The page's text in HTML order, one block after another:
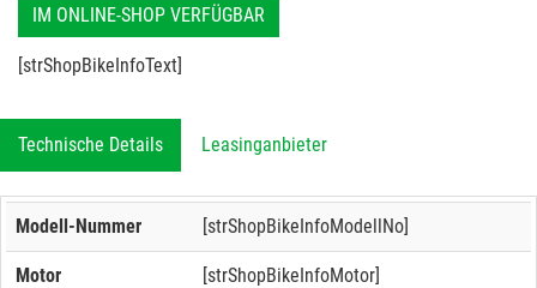
IM ONLINE-SHOP VERFÜGBAR
[strShopBikeInfoText]
Technische Details Leasinganbieter
Modell-Nummer [strShopBikeInfoModellNo]
Motor [strShopBikeInfoMotor]